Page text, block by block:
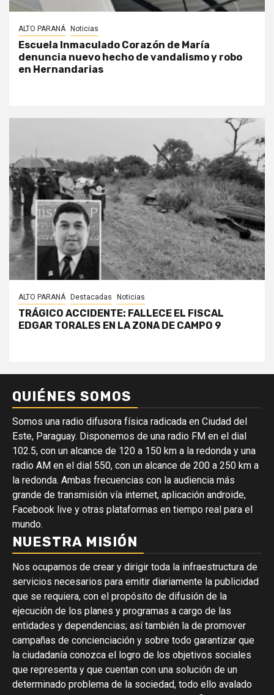
ALTO PARANÁ Noticias
Escuela Inmaculado Corazón de María
denuncia nuevo hecho de vandalismo y robo
en Hernandarias
ALTO PARANÁ Destacadas Noticias
TRÁGICO ACCIDENTE: FALLECE EL FISCAL
EDGAR TORALES EN LA ZONA DE CAMPO 9
QUIÉNES SOMOS
Somos una radio difusora física radicada en Ciudad del
Este, Paraguay. Disponemos de una radio FM en el dial
102.5, con un alcance de 120 a 150 km a la redonda y una
radio AM en el dial 550, con un alcance de 200 a 250 km a
la redonda. Ambas frecuencias con la audiencia más
grande de transmisión vía internet, aplicación androide,
Facebook live y otras plataformas en tiempo real para el
mundo.
NUESTRA MISIÓN
Nos ocupamos de crear y dirigir toda la infraestructura de
servicios necesarios para emitir diariamente la publicidad
que se requiera, con el propósito de difusión de la
ejecución de los planes y programas a cargo de las
entidades y dependencias; así también la de promover
campañas de concienciación y sobre todo garantizar que
la ciudadanía conozca el logro de los objetivos sociales
que representa y que cuentan con una solución de un
determinado problema de la sociedad, todo ello avalado